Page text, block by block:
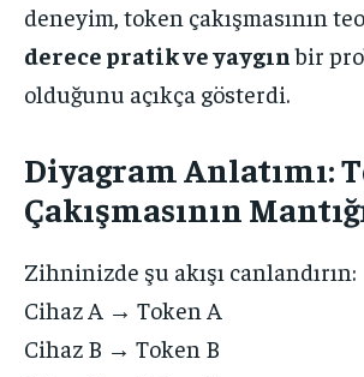
deneyim, token çakışmasının
derece pratik ve yaygınbir
olduğunu açıkça gösterdi.
Diyagram Anlatımı:
Çakışmasının
Zihninizde şu akışı canlandırın:
Cihaz A → Token A
Cihaz B → Token B